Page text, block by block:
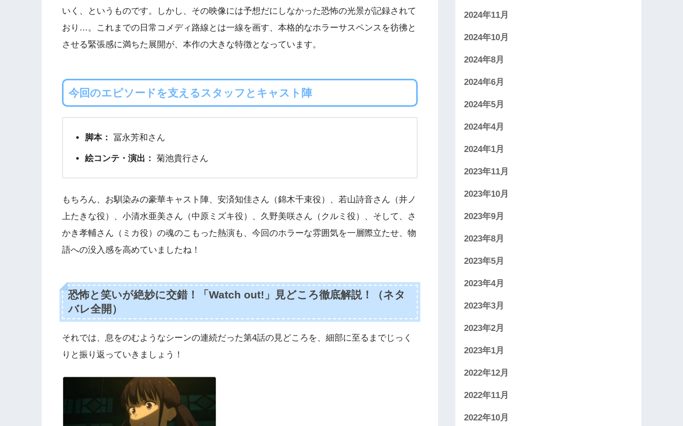
いく、というものです。しかし、その映像には予想だにしなかった恐怖の光景が記録されて
おり…。これまでの日常コメディ路線とは一線を画す、本格的なホラーサスペンスを彷彿と
させる緊張感に満ちた展開が、本作の大きな特徴となっています。
今回のエピソードを支えるスタッフとキャスト陣
脚本： 冨永芳和さん
絵コンテ・演出： 菊池貴行さん
もちろん、お馴染みの豪華キャスト陣、安済知佳さん（錦木千束役）、若山詩音さん（井ノ
上たきな役）、小清水亜美さん（中原ミズキ役）、久野美咲さん（クルミ役）、そして、さ
かき孝輔さん（ミカ役）の魂のこもった熱演も、今回のホラーな雰囲気を一層際立たせ、物
語への没入感を高めていましたね！
恐怖と笑いが絶妙に交錯！「Watch out!」見どころ徹底解説！（ネタ
バレ全開）
それでは、息をのむようなシーンの連続だった第4話の見どころを、細部に至るまでじっく
りと振り返っていきましょう！
2024年11月
2024年10月
2024年8月
2024年6月
2024年5月
2024年4月
2024年1月
2023年11月
2023年10月
2023年9月
2023年8月
2023年5月
2023年4月
2023年3月
2023年2月
2023年1月
2022年12月
2022年11月
2022年10月